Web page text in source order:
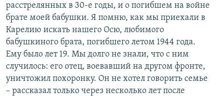
расстрелянных в 30-е годы, и о погибшем на войне
брате моей бабушки. Я помню, как мы приехали в
Карелию искать нашего Осю, любимого
бабушкиного брата, погибшего летом 1944 года.
Ему было лет 19. Мы долго не знали, что с ним
случилось: его отец, воевавший на другом фронте,
уничтожил похоронку. Он не хотел говорить семье
– рассказал только через несколько лет после